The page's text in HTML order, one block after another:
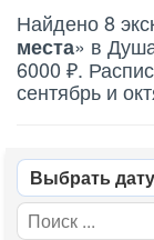
Найдено 8
места» в
6000 ₽.
сентябрь и
Выбрать дату